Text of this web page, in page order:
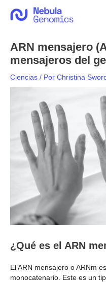
ARN mensajero
mensajeros del
Ciencias / Por Christina
¿Qué es el ARN
El ARN mensajero o ARNm
monocatenario. Este es un